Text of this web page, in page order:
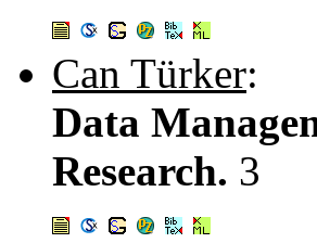
Can Türker:
Data
Research. 3